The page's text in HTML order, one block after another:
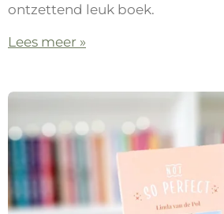
ontzettend leuk boek.
Lees meer »